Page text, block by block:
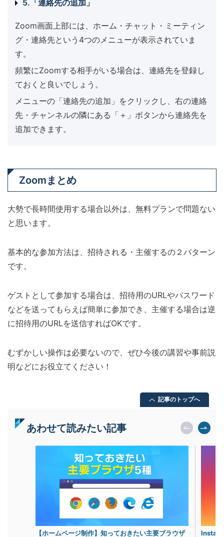
5.「連絡先の追加」
Zoom画面上部には、ホーム・チャット・ミーティン
グ・連絡先という4つのメニューが表示されていま
す。
頻繁にZoomする相手がいる場合は、連絡先を登録し
ておくと良いでしょう。
メニューの「連絡先の追加」をクリックし、右の連絡
先・チャンネルの隣にある「＋」ボタンから連絡先を
追加できます。
Zoomまとめ
大勢で長時間使用する場合以外は、無料プランで問題ない
と思います。
基本的な参加方法は、招待される・主催するの２パターン
です。
ゲストとして参加する場合は、招待用のURLやパスワード
などを送ってもらえば簡単に参加でき、主催する場合は逆
に招待用のURLを送信すればOKです。
むずかしい操作は必要ないので、ぜひ今後の講習や事前説
明などにお役立てください！
記事のトップへ
あわせて読みたい記事
【ホームページ制作】知っておきたい主要ブラウザ